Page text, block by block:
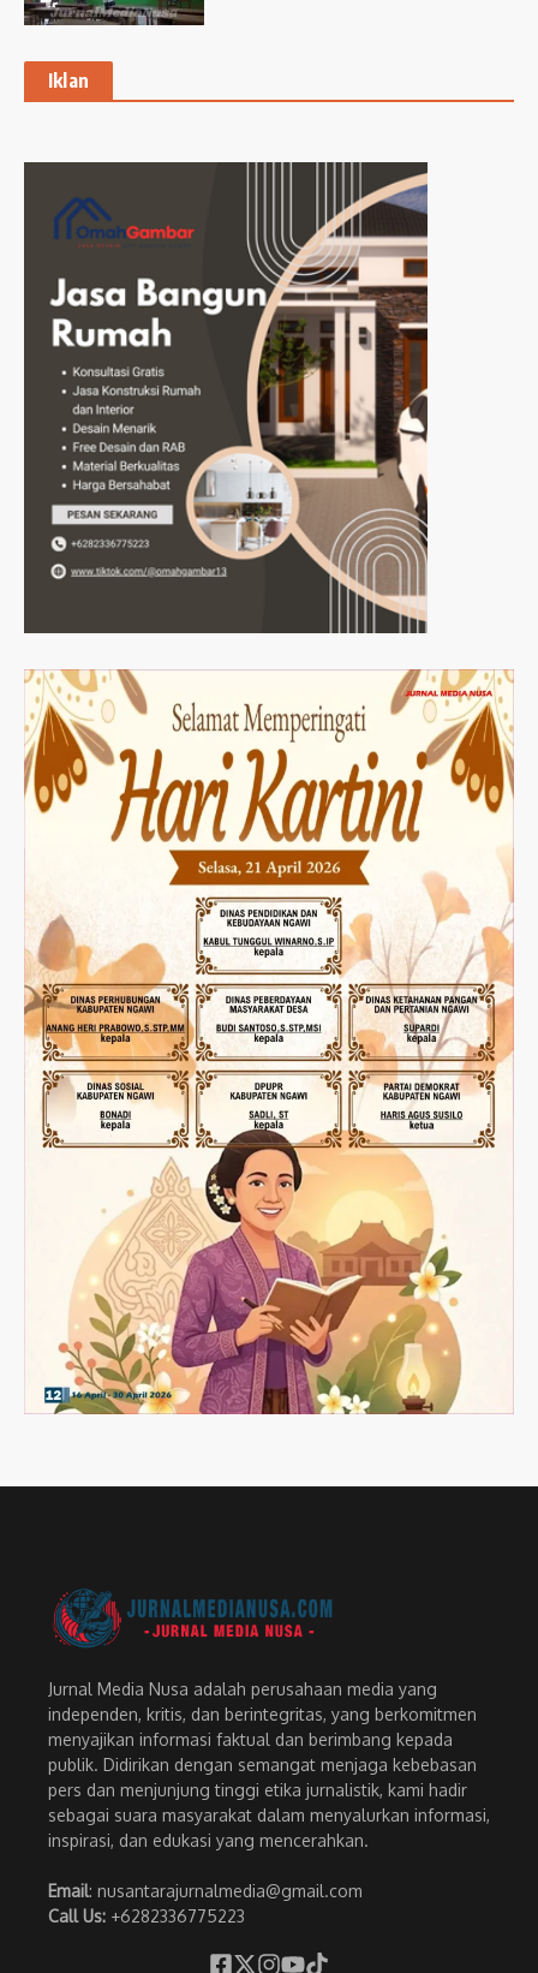
Iklan
Jurnal Media Nusa adalah perusahaan media yang
independen, kritis, dan berintegritas, yang berkomitmen
menyajikan informasi faktual dan berimbang kepada
publik. Didirikan dengan semangat menjaga kebebasan
pers dan menjunjung tinggi etika jurnalistik, kami hadir
sebagai suara masyarakat dalam menyalurkan informasi,
inspirasi, dan edukasi yang mencerahkan.
Email: nusantarajurnalmedia@gmail.com
Call Us: +6282336775223